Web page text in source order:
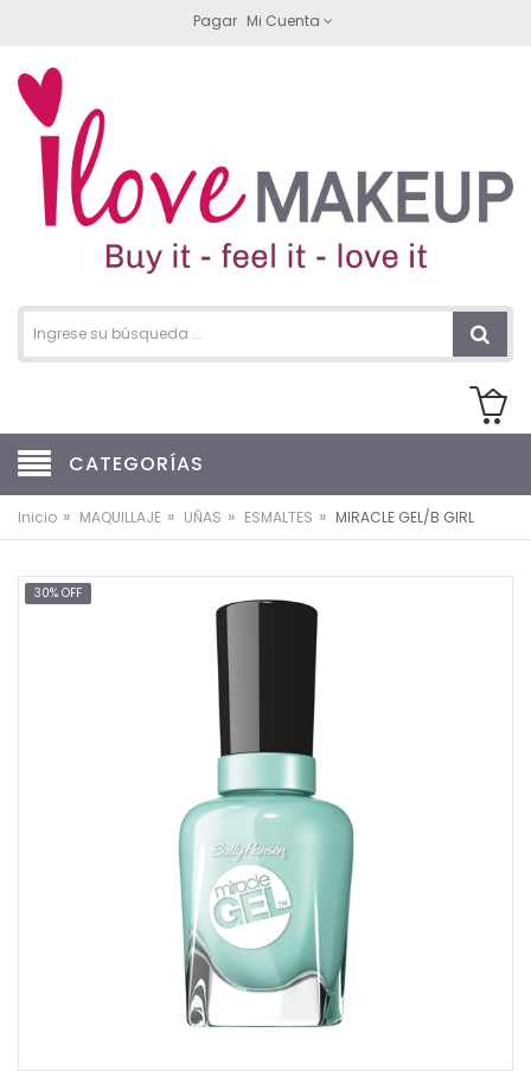
Pagar Mi Cuenta
CATEGORÍAS
Inicio » MAQUILLAJE » UÑAS » ESMALTES » MIRACLE GEL/B GIRL
30% OFF